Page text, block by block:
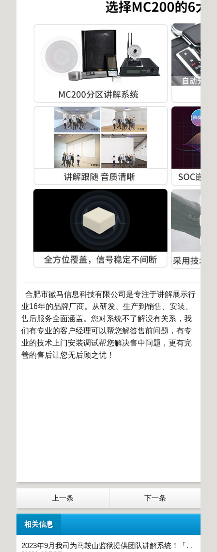
合肥市徽马信息科技有限公司是专注于讲解展示行
业16年的品牌厂商。从研发、生产到销售、安装、
售后服务全面涵盖。您对系统不了解没有关系，我
们有专业的客户经理可以帮您解答售前问题，有专
业的技术上门安装调试帮您解决售中问题，更有完
善的售后让您无后顾之忧！
上一条 下一条
相关信息
2023年9月我司为马鞍山监狱提供团队讲解系统！「鹰米讲解」